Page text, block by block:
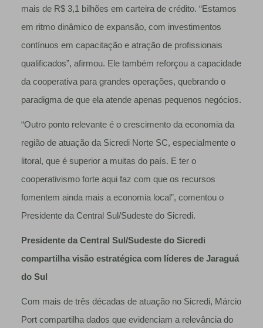
mais de R$ 3,1 bilhões em carteira de crédito. “Estamos
em ritmo dinâmico de expansão, com investimentos
contínuos em capacitação e atração de profissionais
qualificados”, afirmou. Ele também reforçou a capacidade
da cooperativa para grandes operações, quebrando o
paradigma de que ela atende apenas pequenos negócios.
“Outro ponto relevante é o crescimento da economia da
região de atuação da Sicredi Norte SC, especialmente o
litoral, que é superior a muitas do país. E ter o
cooperativismo forte aqui faz com que os recursos
fomentem ainda mais a economia local”, comentou o
Presidente da Central Sul/Sudeste do Sicredi.
Presidente da Central Sul/Sudeste do Sicredi
compartilha visão estratégica com líderes de Jaraguá
do Sul
Com mais de três décadas de atuação no Sicredi, Márcio
Port compartilha dados que evidenciam a relevância do